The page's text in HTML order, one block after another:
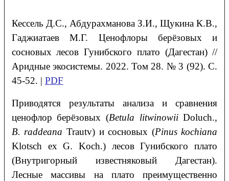
Кессель Д.С., Абдурахманова З.И., ЩукинаК.В.,
ГаджиатаевМ.Г. Ценофлоры берёзовых и
сосновых лесов Гунибского плато (Дагестан)//
Аридные экосистемы. 2022. Том 28. № 3 (92). С.
45-52. | PDF
Приводятся результаты анализа и сравнения
ценофлор берёзовых (Betula litwinowiiDoluch.,
В. raddeana Trautv) и сосновых (Pinus kochiana
Klotsch ex G. Koch.) лесов Гунибского плато
(Внутригорный известняковый Дагестан).
Лесные массивы на плато преимущественно